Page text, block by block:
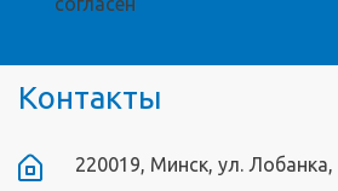
Контакты
220019, Минск, ул.